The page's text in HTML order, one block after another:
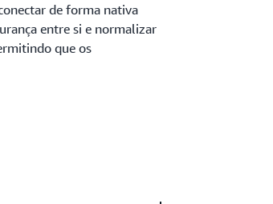
de forma nativa
entre si e normalizar
que os